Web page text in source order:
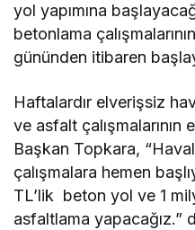
yol yapımına
betonlama
gününden itibaren
Haftalardır elverişsiz
ve asfalt çalışmalarının
Başkan Topkara,
çalışmalara hemen
TL’lik beton yol ve 1
asfaltlama yapacağız.”